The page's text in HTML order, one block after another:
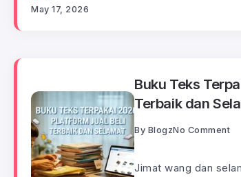
May 17, 2026
Buku Teks
Terbaik dan
By BlogzNo Comment
Jimat wang dan